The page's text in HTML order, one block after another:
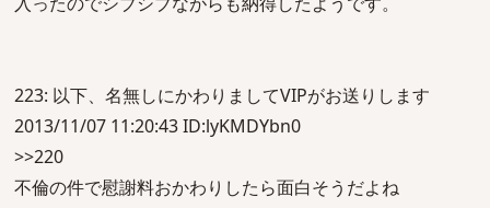
223: 以下、名無しにかわりましてVIPがお送りします
2013/11/07 11:20:43 ID:lyKMDYbn0
>>220
不倫の件で慰謝料おかわりしたら面白そうだよね